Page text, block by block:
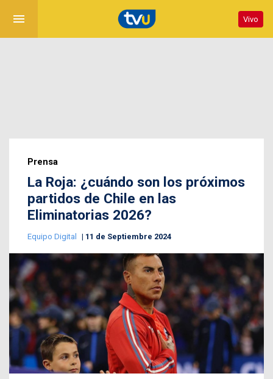
menu Vivo
Prensa
La Roja: ¿cuándo son los próximos
partidos de Chile en las
Eliminatorias 2026?
Equipo Digital 11 de Septiembre 2024